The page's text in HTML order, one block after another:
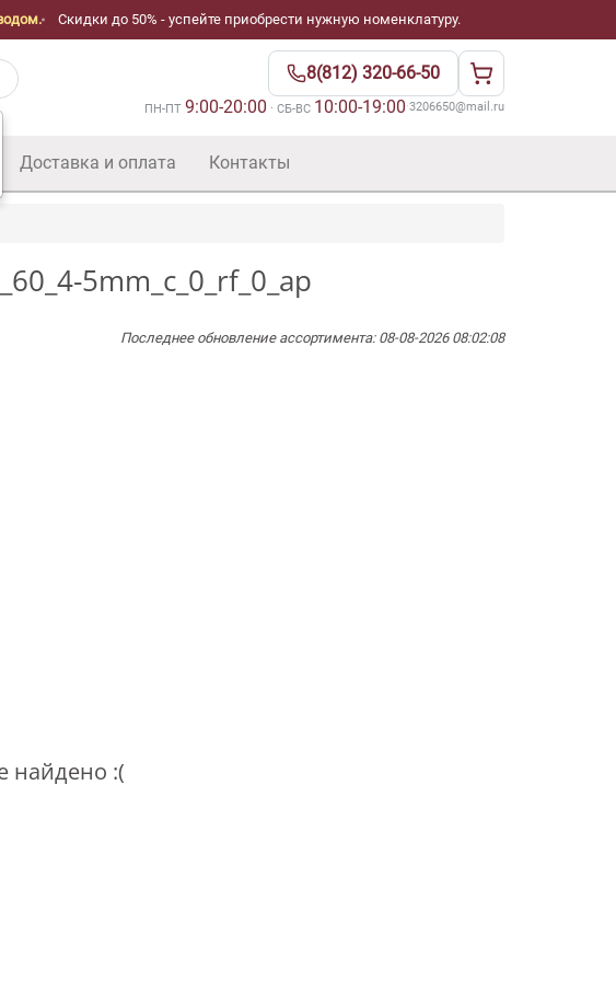
Скидки до 50% - успейте приобрести нужную номенклатуру.
8(812) 320-66-50
ПН-ПТ 9:00-20:00 · СБ-ВС 10:00-19:00·3206650@mail.ru
Доставка и оплата Контакты
5mm_c_0_rf_0_ap
Последнее обновление ассортимента: 08-08-2026 08:02:08
найдено :(